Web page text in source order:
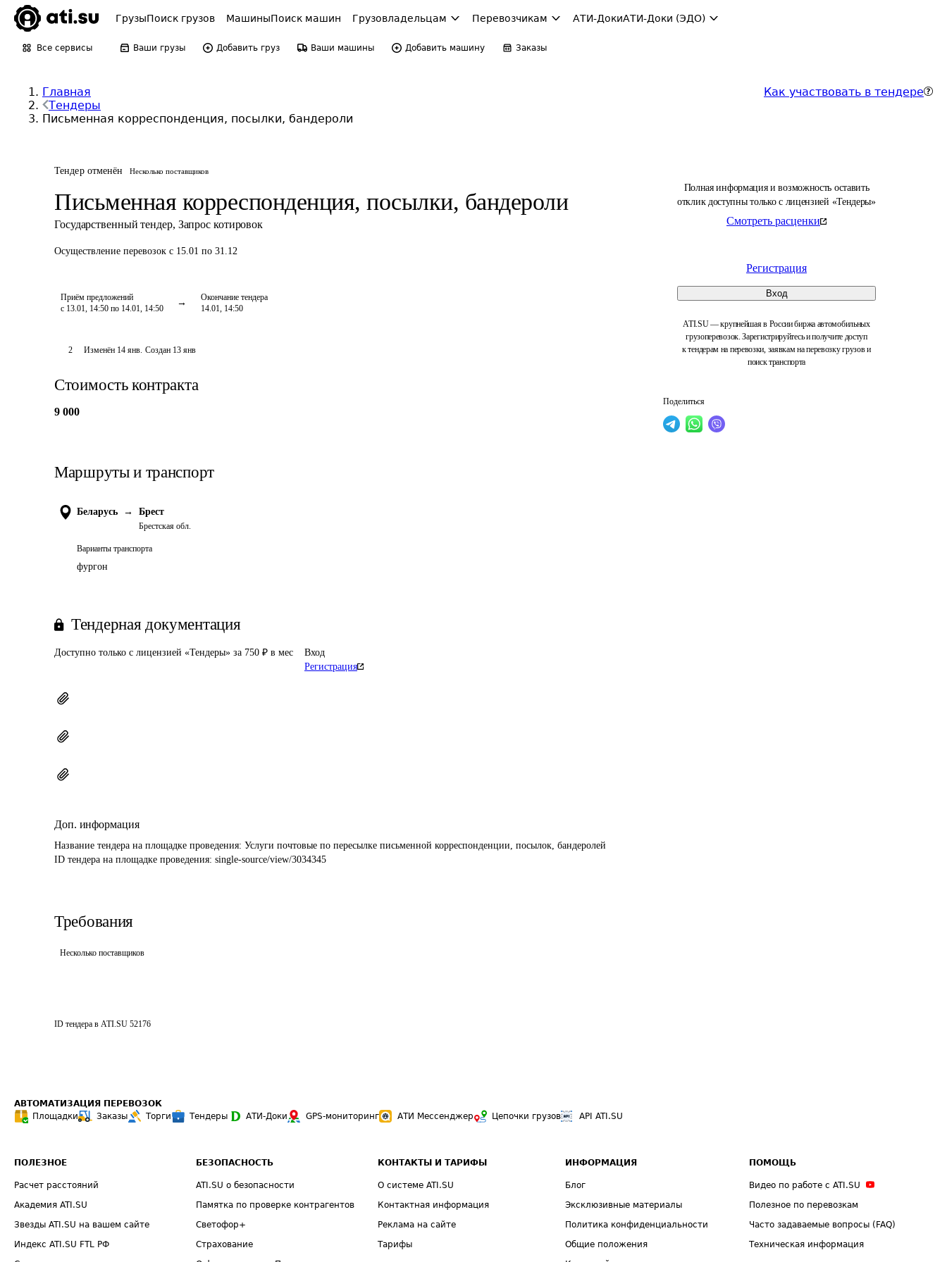
ГрузыПоиск грузов МашиныПоиск машин Грузовладельцам Перевозчикам АТИ-ДокиАТИ-Доки (ЭДО)
Все сервисы Ваши грузы Добавить груз Ваши машины Добавить машину Заказы
Главная
Тендеры
Письменная корреспонденция, посылки, бандероли
Как участвовать в тендере
Тендер отменён Несколько поставщиков
Письменная корреспонденция, посылки, бандероли
Государственный тендер, Запрос котировок
Осуществление перевозок с 15.01 по 31.12
Приём предложений
с 13.01, 14:50 по 14.01, 14:50
Окончание тендера
14.01, 14:50
Полная информация и возможность оставить
отклик доступны только с лицензией «Тендеры»
Смотреть расценки
Регистрация
Вход
ATI.SU — крупнейшая в России биржа автомобильных
грузоперевозок. Зарегистрируйтесь и получите доступ
к тендерам на перевозки, заявкам на перевозку грузов и
поиск транспорта
Поделиться
2 Изменён 14 янв. Создан 13 янв
Стоимость контракта
9 000
Маршруты и транспорт
Беларусь → Брест
Брестская обл.
Варианты транспорта
фургон
Тендерная документация
Доступно только с лицензией «Тендеры» за 750 ₽ в мес
Вход
Регистрация
Доп. информация
Название тендера на площадке проведения: Услуги почтовые по пересылке письменной корреспонденции, посылок, бандеролей
ID тендера на площадке проведения: single-source/view/3034345
Требования
Несколько поставщиков
ID тендера в ATI.SU 52176
АВТОМАТИЗАЦИЯ ПЕРЕВОЗОК
Площадки
Заказы Торги Тендеры АТИ-Доки GPS-мониторинг АТИ Мессенджер Цепочки грузов API ATI.SU
ПОЛЕЗНОЕ
Расчет расстояний
Академия ATI.SU
Звезды ATI.SU на вашем сайте
Индекс ATI.SU FTL РФ
БЕЗОПАСНОСТЬ
ATI.SU о безопасности
Памятка по проверке контрагентов
Светофор+
Страхование
КОНТАКТЫ И ТАРИФЫ
О системе ATI.SU
Контактная информация
Реклама на сайте
Тарифы
ИНФОРМАЦИЯ
Блог
Эксклюзивные материалы
Политика конфиденциальности
Общие положения
ПОМОЩЬ
Видео по работе с ATI.SU
Полезное по перевозкам
Часто задаваемые вопросы (FAQ)
Техническая информация